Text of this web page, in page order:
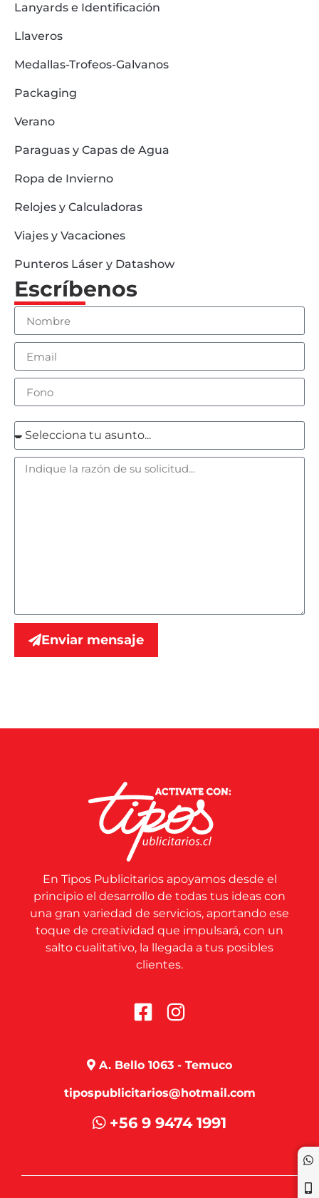
Lanyards e Identificación
Llaveros
Medallas-Trofeos-Galvanos
Packaging
Verano
Paraguas y Capas de Agua
Ropa de Invierno
Relojes y Calculadoras
Viajes y Vacaciones
Punteros Láser y Datashow
Escríbenos
Enviar mensaje
En Tipos Publicitarios apoyamos desde el
principio el desarrollo de todas tus ideas con
una gran variedad de servicios, aportando ese
toque de creatividad que impulsará, con un
salto cualitativo, la llegada a tus posibles
clientes.
A. Bello 1063 - Temuco
tipospublicitarios@hotmail.com
+56 9 9474 1991